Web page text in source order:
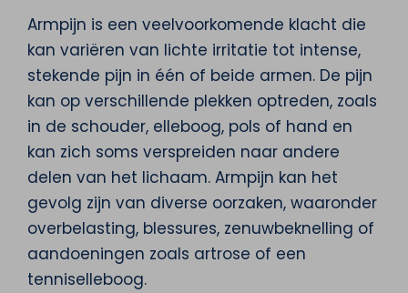
Armpijn is een veelvoorkomende klacht die
kan variëren van lichte irritatie tot intense,
stekende pijn in één of beide armen. De pijn
kan op verschillende plekken optreden, zoals
in de schouder, elleboog, pols of hand en
kan zich soms verspreiden naar andere
delen van het lichaam. Armpijn kan het
gevolg zijn van diverse oorzaken, waaronder
overbelasting, blessures, zenuwbeknelling of
aandoeningen zoals artrose of een
tenniselleboog.